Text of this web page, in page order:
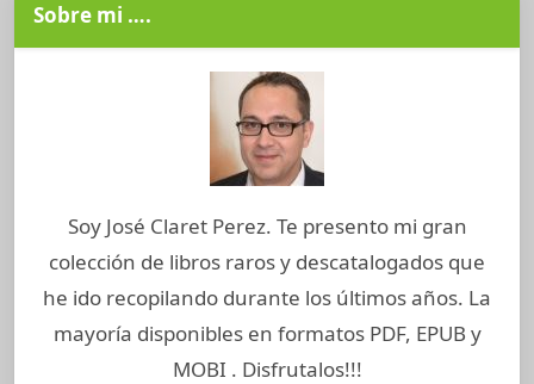
Sobre mi ….
Soy José Claret Perez. Te presento mi gran
colección de libros raros y descatalogados que
he ido recopilando durante los últimos años. La
mayoría disponibles en formatos PDF, EPUB y
MOBI . Disfrutalos!!!